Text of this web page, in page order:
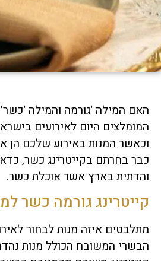
האם המילה ‘גורמה והמילה
המומלצים היום לאירועים
וכאשר המנות באירוע שלכם הן
כבר בחרתם בקייטרינג כשר,
והדתית בארץ אשר אוכלת כשר.
קייטרינג גורמה כשר
מתלבטים איזה מנות לבחור
הבשרי המשובח הכולל מנות